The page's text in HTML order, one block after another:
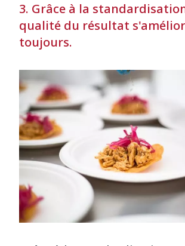
3. Grâce à la
qualité du résultat
toujours.